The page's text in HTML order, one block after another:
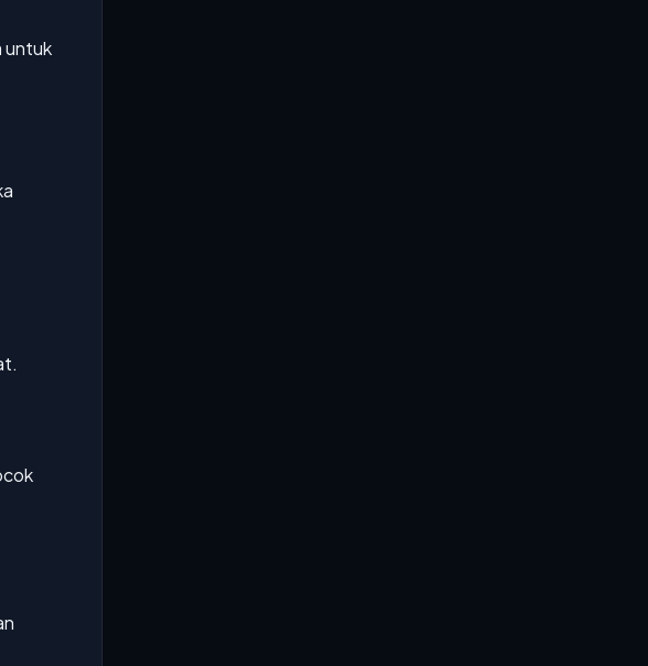
untuk